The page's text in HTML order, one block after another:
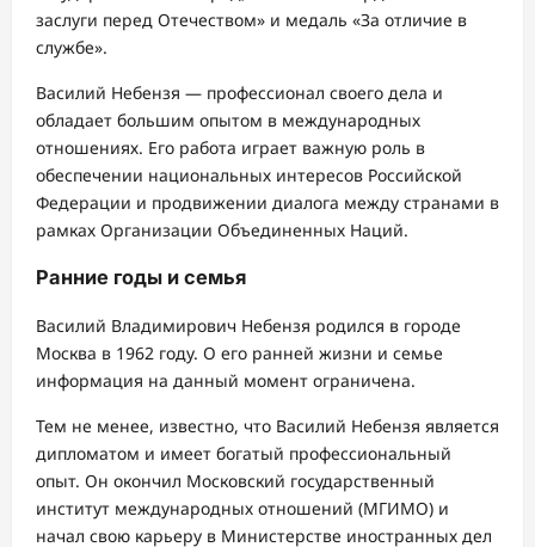
заслуги перед Отечеством» и медаль «За отличие в
службе».
Василий Небензя — профессионал своего дела и
обладает большим опытом в международных
отношениях. Его работа играет важную роль в
обеспечении национальных интересов Российской
Федерации и продвижении диалога между странами в
рамках Организации Объединенных Наций.
Ранние годы и семья
Василий Владимирович Небензя родился в городе
Москва в 1962 году. О его ранней жизни и семье
информация на данный момент ограничена.
Тем не менее, известно, что Василий Небензя является
дипломатом и имеет богатый профессиональный
опыт. Он окончил Московский государственный
институт международных отношений (МГИМО) и
начал свою карьеру в Министерстве иностранных дел